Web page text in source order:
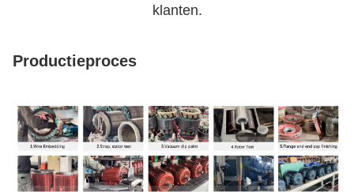
klanten.
Productieproces